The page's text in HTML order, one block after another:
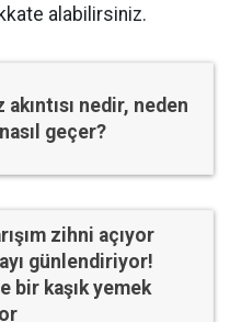
alabilirsiniz.
akıntısı nedir, neden
geçer?
zihni açıyor
günlendiriyor!
bir kaşık yemek